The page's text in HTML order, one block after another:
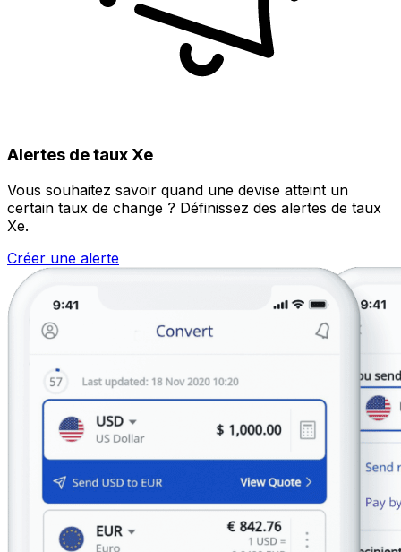
Alertes de taux Xe
Vous souhaitez savoir quand une devise atteint un
certain taux de change ? Définissez des alertes de taux
Xe.
Créer une alerte